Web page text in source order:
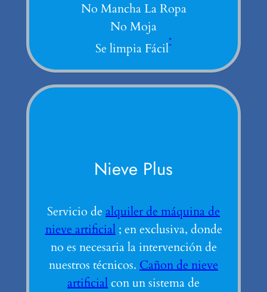
No Mancha La Ropa
No Moja
Se limpia Fácil*
Nieve Plus
Servicio de alquiler de máquina de
nieve artificial; en exclusiva, donde
no es necesaria la intervención de
nuestros técnicos. Cañon de nieve
artificialcon un sistema de